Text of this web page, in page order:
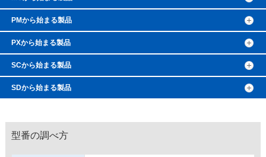
PMから始まる製品
PXから始まる製品
SCから始まる製品
SDから始まる製品
型番の調べ方